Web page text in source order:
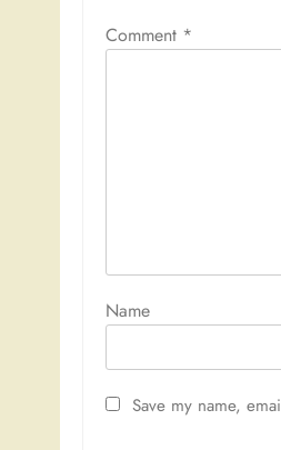
Comment *
Save my name,